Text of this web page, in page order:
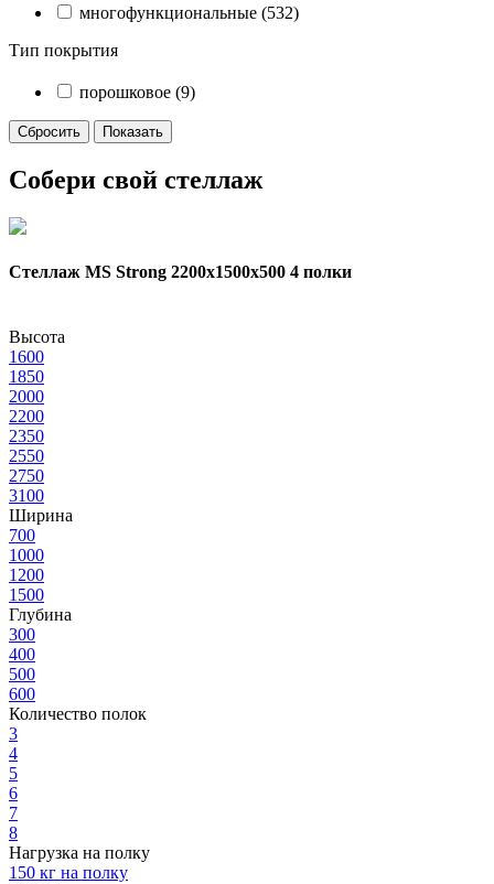
многофункциональные (532)
Тип покрытия
порошковое (9)
Собери свой стеллаж
Стеллаж MS Strong 2200х1500x500 4 полки
Высота
1600
1850
2000
2200
2350
2550
2750
3100
Ширина
700
1000
1200
1500
Глубина
300
400
500
600
Количество полок
3
4
5
6
7
8
Нагрузка на полку
150 кг на полку